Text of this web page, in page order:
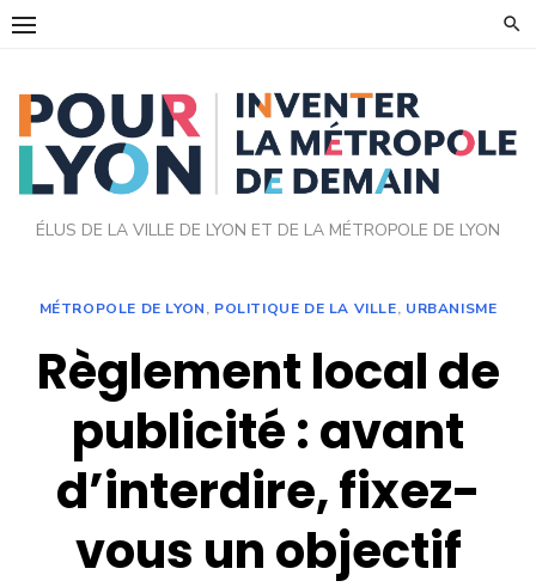
Skip
ÉLUS DE LA VILLE DE LYON ET DE LA MÉTROPOLE DE LYON
MÉTROPOLE DE LYON, POLITIQUE DE LA VILLE, URBANISME
Règlement local de
publicité : avant
d’interdire, fixez-
vous un objectif